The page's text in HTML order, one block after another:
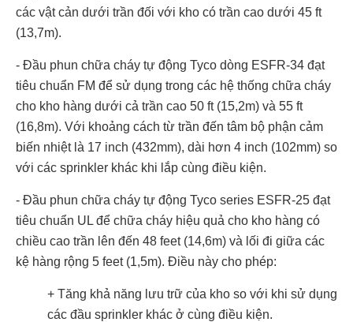
các vật cản dưới trần đối với kho có trần cao dưới 45 ft
(13,7m).
- Đầu phun chữa cháy tự động Tyco dòng ESFR-34 đạt
tiêu chuẩn FM để sử dụng trong các hệ thống chữa cháy
cho kho hàng dưới cả trần cao 50 ft (15,2m) và 55 ft
(16,8m). Với khoảng cách từ trần đến tâm bộ phận cảm
biến nhiệt là 17 inch (432mm), dài hơn 4 inch (102mm) so
với các sprinkler khác khi lắp cùng điều kiện.
- Đầu phun chữa cháy tự động Tyco series ESFR-25 đạt
tiêu chuẩn UL để chữa cháy hiệu quả cho kho hàng có
chiều cao trần lên đến 48 feet (14,6m) và lối đi giữa các
kệ hàng rộng 5 feet (1,5m). Điều này cho phép:
+ Tăng khả năng lưu trữ của kho so với khi sử dụng
các đầu sprinkler khác ở cùng điều kiện.